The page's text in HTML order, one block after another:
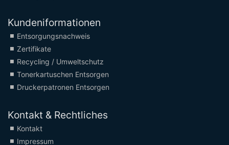
Kundeniformationen
Entsorgungsnachweis
Zertifikate
Recycling / Umweltschutz
Tonerkartuschen Entsorgen
Druckerpatronen Entsorgen
Kontakt & Rechtliches
Kontakt
Impressum